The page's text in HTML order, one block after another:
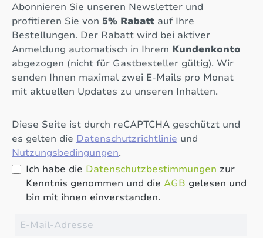
Abonnieren Sie unseren Newsletter und
profitieren Sie von 5% Rabatt auf Ihre
Bestellungen. Der Rabatt wird bei aktiver
Anmeldung automatisch in Ihrem Kundenkonto
abgezogen (nicht für Gastbesteller gültig). Wir
senden Ihnen maximal zwei E-Mails pro Monat
mit aktuellen Updates zu unseren Inhalten.
Diese Seite ist durch reCAPTCHA geschützt und
es gelten die Datenschutzrichtlinie und
Nutzungsbedingungen.
Ich habe die Datenschutzbestimmungen zur
Kenntnis genommen und die AGB gelesen und
bin mit ihnen einverstanden.